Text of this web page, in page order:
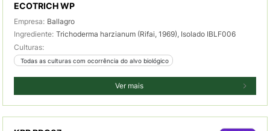
ECOTRICH WP
Empresa: Ballagro
Ingrediente: Trichoderma harzianum (Rifai, 1969), Isolado IBLF006
Culturas:
Todas as culturas com ocorrência do alvo biológico
Ver mais